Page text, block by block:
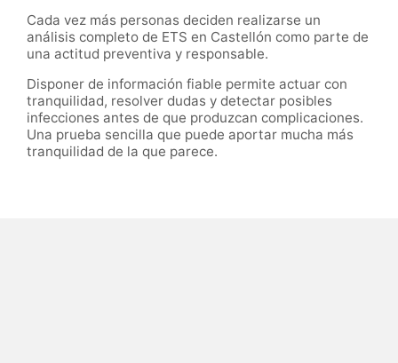
Cada vez más personas deciden realizarse un
análisis completo de ETS en Castellón como parte de
una actitud preventiva y responsable.
Disponer de información fiable permite actuar con
tranquilidad, resolver dudas y detectar posibles
infecciones antes de que produzcan complicaciones.
Una prueba sencilla que puede aportar mucha más
tranquilidad de la que parece.